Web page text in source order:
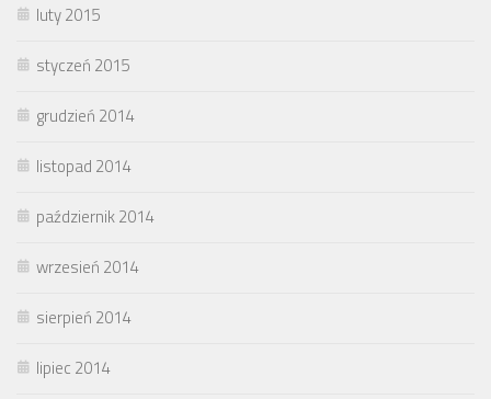
luty 2015
styczeń 2015
grudzień 2014
listopad 2014
październik 2014
wrzesień 2014
sierpień 2014
lipiec 2014